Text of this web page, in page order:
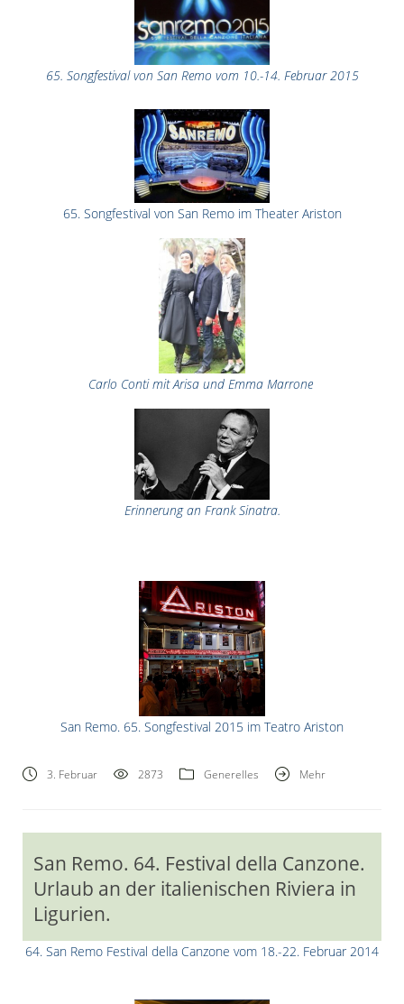
Theater Ariston in Sanremo in Ligurien
La Traviata mit Luciano Pavarotti und Cheryl Studer
65. Songfestival von San Remo vom 10.-14. Februar 2015
65. Songfestival von San Remo im Theater Ariston
Carlo Conti mit Arisa und Emma Marrone
Erinnerung an Frank Sinatra.
San Remo. 65. Songfestival 2015 im Teatro Ariston
3. Februar 2873 Generelles Mehr
San Remo. 64. Festival della Canzone.
Urlaub an der italienischen Riviera in
Ligurien.
64. San Remo Festival della Canzone vom 18.-22. Februar 2014